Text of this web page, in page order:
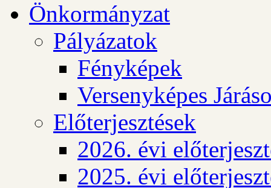
Önkormányzat
Pályázatok
Fényképek
Versenyképes
Előterjesztések
2026. évi
2025. évi